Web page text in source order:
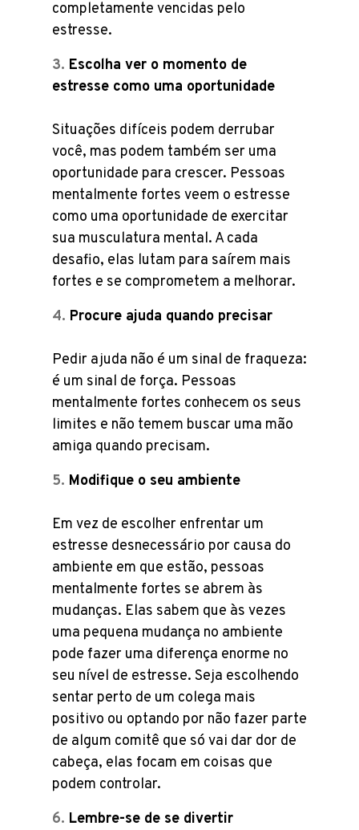
completamente vencidas pelo
estresse.
Escolha ver o momento de
estresse como uma oportunidade
Situações difíceis podem derrubar
você, mas podem também ser uma
oportunidade para crescer. Pessoas
mentalmente fortes veem o estresse
como uma oportunidade de exercitar
sua musculatura mental. A cada
desafio, elas lutam para saírem mais
fortes e se comprometem a melhorar.
Procure ajuda quando precisar
Pedir ajuda não é um sinal de fraqueza:
é um sinal de força. Pessoas
mentalmente fortes conhecem os seus
limites e não temem buscar uma mão
amiga quando precisam.
Modifique o seu ambiente
Em vez de escolher enfrentar um
estresse desnecessário por causa do
ambiente em que estão, pessoas
mentalmente fortes se abrem às
mudanças. Elas sabem que às vezes
uma pequena mudança no ambiente
pode fazer uma diferença enorme no
seu nível de estresse. Seja escolhendo
sentar perto de um colega mais
positivo ou optando por não fazer parte
de algum comitê que só vai dar dor de
cabeça, elas focam em coisas que
podem controlar.
Lembre-se de se divertir